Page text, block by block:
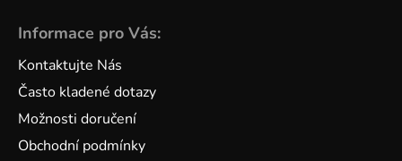
Informace pro Vás:
Kontaktujte Nás
Často kladené dotazy
Možnosti doručení
Obchodní podmínky